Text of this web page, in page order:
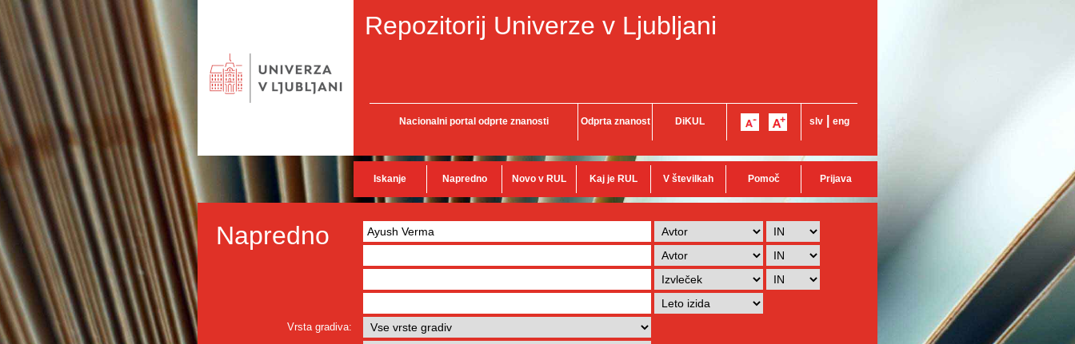
Repozitorij Univerze v Ljubljani
Nacionalni portal odprte znanosti Odprta znanost DiKUL slv eng
Iskanje Napredno Novo v RUL Kaj je RUL V številkah Pomoč Prijava
Napredno
Vrsta gradiva: